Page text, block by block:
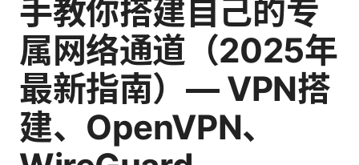
手教你搭建自己的专
属网络通道（2025年
最新指南）— VPN搭
建、OpenVPN、